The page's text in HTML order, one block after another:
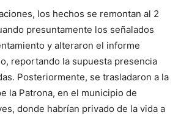
los hechos se remontan al 2
presuntamente los señalados
y alteraron el informe
reportando la supuesta presencia
Posteriormente, se trasladaron a la
la Patrona, en el municipio de
donde habrían privado de la vida a